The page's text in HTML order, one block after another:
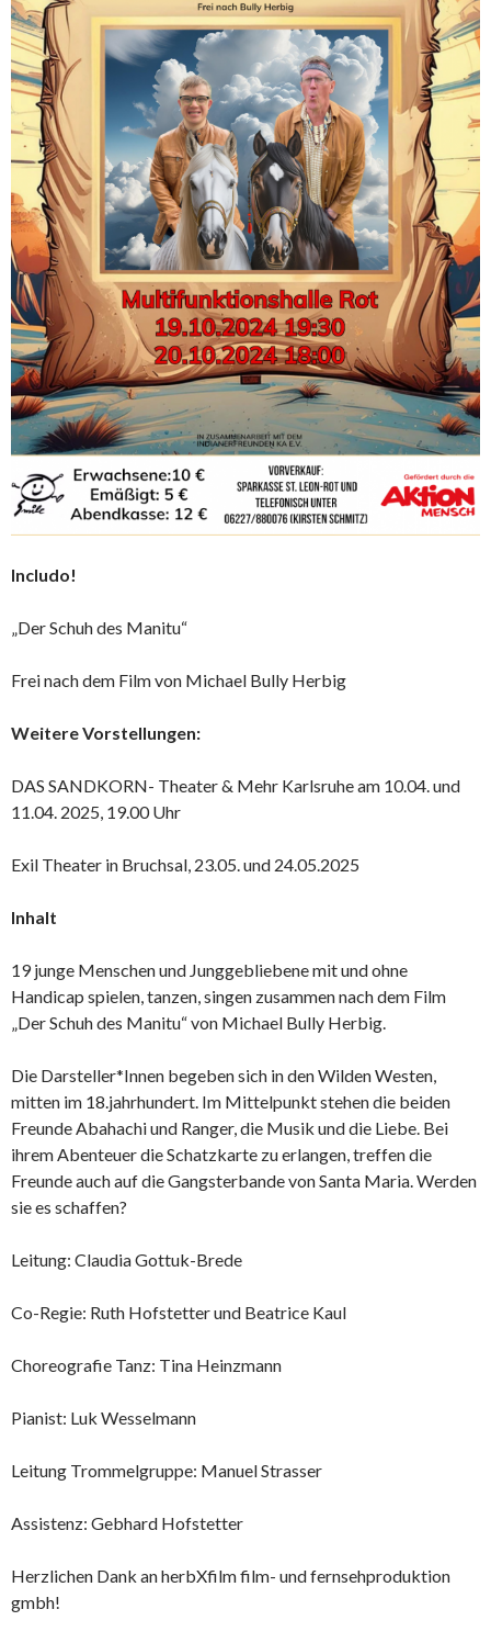
Includo!
„Der Schuh des Manitu“
Frei nach dem Film von Michael Bully Herbig
Weitere Vorstellungen:
DAS SANDKORN- Theater & Mehr Karlsruhe am 10.04. und
11.04. 2025, 19.00 Uhr
Exil Theater in Bruchsal, 23.05. und 24.05.2025
Inhalt
19 junge Menschen und Junggebliebene mit und ohne
Handicap spielen, tanzen, singen zusammen nach dem Film
„Der Schuh des Manitu“ von Michael Bully Herbig.
Die Darsteller*Innen begeben sich in den Wilden Westen,
mitten im 18.jahrhundert. Im Mittelpunkt stehen die beiden
Freunde Abahachi und Ranger, die Musik und die Liebe. Bei
ihrem Abenteuer die Schatzkarte zu erlangen, treffen die
Freunde auch auf die Gangsterbande von Santa Maria. Werden
sie es schaffen?
Leitung: Claudia Gottuk-Brede
Co-Regie: Ruth Hofstetter und Beatrice Kaul
Choreografie Tanz: Tina Heinzmann
Pianist: Luk Wesselmann
Leitung Trommelgruppe: Manuel Strasser
Assistenz: Gebhard Hofstetter
Herzlichen Dank an herbXfilm film- und fernsehproduktion
gmbh!